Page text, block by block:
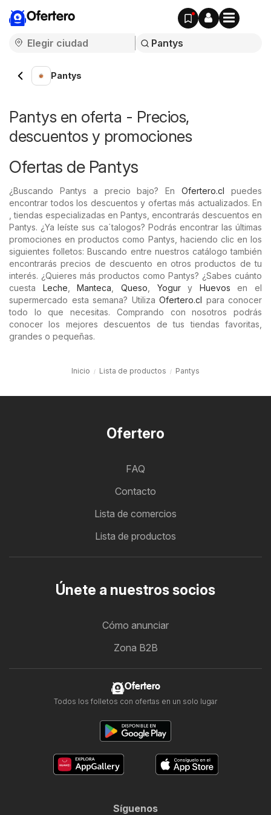
Ofertero
Pantys
Pantys en oferta - Precios,
descuentos y promociones
Ofertas de Pantys
¿Buscando Pantys a precio bajo? EnOfertero.cl puedes
encontrar todos los descuentos y ofertas más actualizados. En
, tiendas especializadas en Pantys, encontrarás descuentos en
Pantys. ¿Ya leíste sus ca´talogos? Podrás encontrar las últimas
promociones en productos como Pantys, haciendo clic en los
siguientes folletos: Buscando entre nuestros catálogo también
encontrarás precios de descuento en otros productos de tu
interés. ¿Quieres más productos como Pantys? ¿Sabes cuánto
cuesta Leche ,Manteca Queso Yogury Huevos en el
supermercado esta semana? Utiliza Ofertero.cl para conocer
todo lo que necesitas. Comprando con nosotros podrás
conocer los mejores descuentos de tus tiendas favoritas,
grandes o pequeñas.
Inicio Lista de productos Pantys
Ofertero
FAQ
Contacto
Lista de comercios
Lista de productos
Únete a nuestros socios
Cómo anunciar
Zona B2B
Ofertero
Todos los folletos con ofertas en un solo lugar
Síguenos